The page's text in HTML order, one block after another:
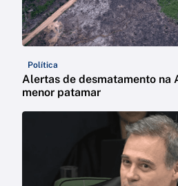
Política
Alertas de desmatamento na
menor patamar